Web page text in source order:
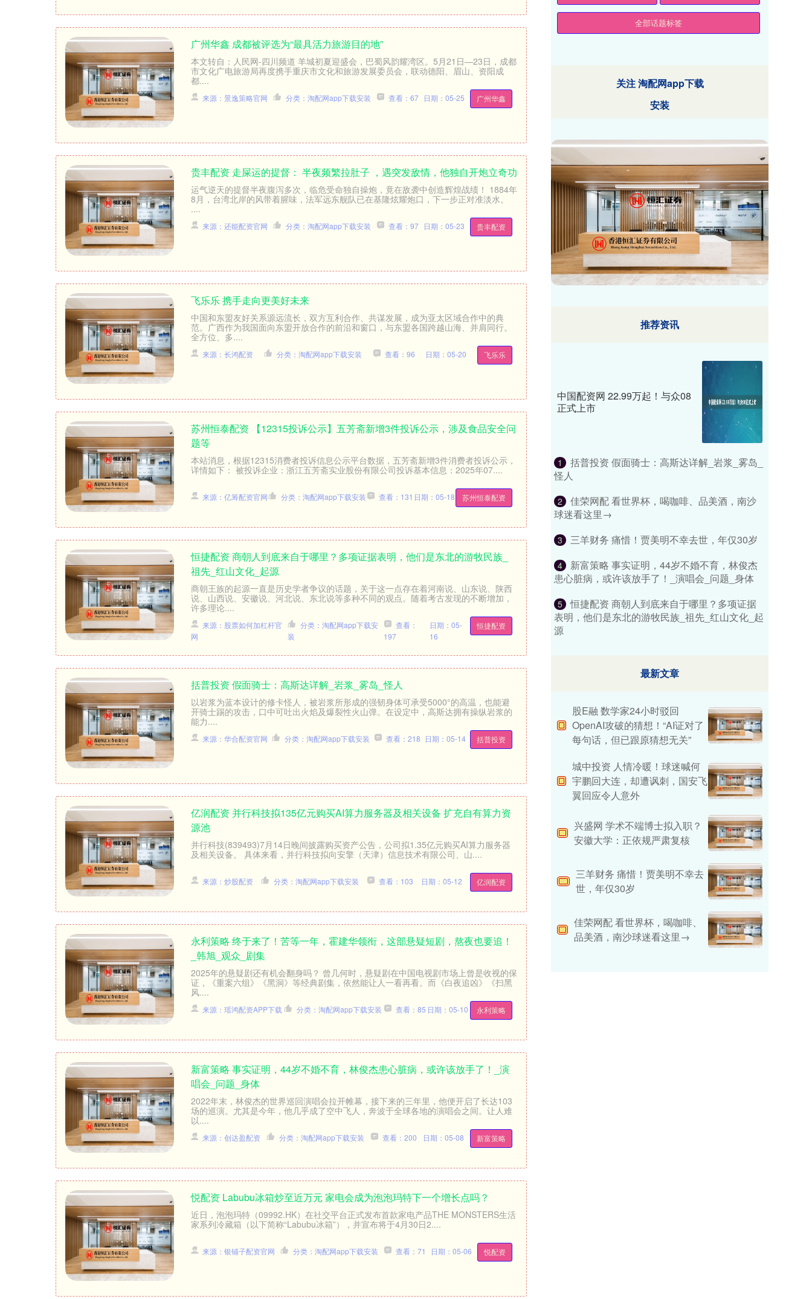
广州华鑫 成都被评选为“最具活力旅游目的地”
本文转自：人民网-四川频道 羊城初夏迎盛会，巴蜀风韵耀湾区。5月21日—23日，成都
市文化广电旅游局再度携手重庆市文化和旅游发展委员会，联动德阳、眉山、资阳成
都....
广州华鑫
来源：景逸策略官网 分类：淘配网app下载安装 查看：67 日期：05-25
贵丰配资 走屎运的提督： 半夜频繁拉肚子 ，遇突发敌情，他独自开炮立奇功
运气逆天的提督半夜腹泻多次，临危受命独自操炮，竟在敌袭中创造辉煌战绩！ 1884年
8月，台湾北岸的风带着腥味，法军远东舰队已在基隆炫耀炮口，下一步正对准淡水。
....
贵丰配资
来源：还能配资官网 分类：淘配网app下载安装 查看：97 日期：05-23
飞乐乐 携手走向更美好未来
中国和东盟友好关系源远流长，双方互利合作、共谋发展，成为亚太区域合作中的典
范。广西作为我国面向东盟开放合作的前沿和窗口，与东盟各国跨越山海、并肩同行。
全方位、多....
飞乐乐
来源：长鸿配资 分类：淘配网app下载安装 查看：96 日期：05-20
苏州恒泰配资 【12315投诉公示】五芳斋新增3件投诉公示，涉及食品安全问
题等
本站消息，根据12315消费者投诉信息公示平台数据，五芳斋新增3件消费者投诉公示，
详情如下： 被投诉企业：浙江五芳斋实业股份有限公司投诉基本信息：2025年07....
苏州恒泰配资
来源：亿筹配资官网 分类：淘配网app下载安装 查看：131 日期：05-18
恒捷配资 商朝人到底来自于哪里？多项证据表明，他们是东北的游牧民族_
祖先_红山文化_起源
商朝王族的起源一直是历史学者争议的话题，关于这一点存在着河南说、山东说、陕西
说、山西说、安徽说、河北说、东北说等多种不同的观点。随着考古发现的不断增加，
许多理论....
恒捷配资
来源：股票如何加杠杆官
网
分类：淘配网app下载安
装
查看：
197
日期：05-
16
括普投资 假面骑士：高斯达详解_岩浆_雾岛_怪人
以岩浆为蓝本设计的修卡怪人，被岩浆所形成的强韧身体可承受5000°的高温，也能避
开骑士踢的攻击，口中可吐出火焰及爆裂性火山弹。在设定中，高斯达拥有操纵岩浆的
能力....
括普投资
来源：华合配资官网 分类：淘配网app下载安装 查看：218 日期：05-14
亿润配资 并行科技拟135亿元购买AI算力服务器及相关设备 扩充自有算力资
源池
并行科技(839493)7月14日晚间披露购买资产公告，公司拟1.35亿元购买AI算力服务器
及相关设备。 具体来看，并行科技拟向安擎（天津）信息技术有限公司、山....
亿润配资
来源：炒股配资 分类：淘配网app下载安装 查看：103 日期：05-12
永利策略 终于来了！苦等一年，霍建华领衔，这部悬疑短剧，熬夜也要追！
_韩旭_观众_剧集
2025年的悬疑剧还有机会翻身吗？ 曾几何时，悬疑剧在中国电视剧市场上曾是收视的保
证，《重案六组》《黑洞》等经典剧集，依然能让人一看再看。而《白夜追凶》《扫黑
风....
永利策略
来源：瑶鸿配资APP下载 分类：淘配网app下载安装 查看：85 日期：05-10
新富策略 事实证明，44岁不婚不育，林俊杰患心脏病，或许该放手了！_演
唱会_问题_身体
2022年末，林俊杰的世界巡回演唱会拉开帷幕，接下来的三年里，他便开启了长达103
场的巡演。尤其是今年，他几乎成了空中飞人，奔波于全球各地的演唱会之间。让人难
以....
新富策略
来源：创达盈配资 分类：淘配网app下载安装 查看：200 日期：05-08
悦配资 Labubu冰箱炒至近万元 家电会成为泡泡玛特下一个增长点吗？
近日，泡泡玛特（09992.HK）在社交平台正式发布首款家电产品THE MONSTERS生活
家系列冷藏箱（以下简称“Labubu冰箱”），并宣布将于4月30日2....
悦配资
来源：银铺子配资官网 分类：淘配网app下载安装 查看：71 日期：05-06
全部话题标签
关注 淘配网app下载
安装
推荐资讯
中国配资网 22.99万起！与众08
正式上市
1
括普投资 假面骑士：高斯达详解_岩浆_雾岛_
怪人
2
佳荣网配 看世界杯，喝咖啡、品美酒，南沙
球迷看这里→
3 三羊财务 痛惜！贾美明不幸去世，年仅30岁
4
新富策略 事实证明，44岁不婚不育，林俊杰
患心脏病，或许该放手了！_演唱会_问题_身体
5
恒捷配资 商朝人到底来自于哪里？多项证据
表明，他们是东北的游牧民族_祖先_红山文化_起
源
最新文章
股E融 数学家24小时驳回
OpenAI攻破的猜想！“AI证对了
每句话，但已跟原猜想无关”
城中投资 人情冷暖！球迷喊何
宇鹏回大连，却遭讽刺，国安飞
翼回应令人意外
兴盛网 学术不端博士拟入职？
安徽大学：正依规严肃复核
三羊财务 痛惜！贾美明不幸去
世，年仅30岁
佳荣网配 看世界杯，喝咖啡、
品美酒，南沙球迷看这里→